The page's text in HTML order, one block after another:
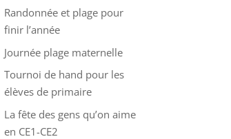
Randonnée et plage pour
finir l’année
Journée plage maternelle
Tournoi de hand pour les
élèves de primaire
La fête des gens qu’on aime
en CE1-CE2